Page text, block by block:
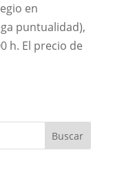
en
puntualidad),
h. El precio de
Buscar